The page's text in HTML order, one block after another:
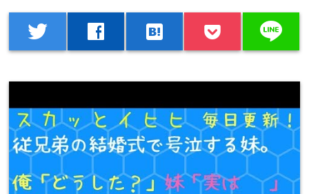
twitter facebook hatenabookmark line